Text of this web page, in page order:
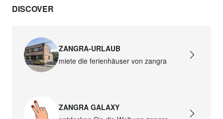
DISCOVER
ZANGRA-URLAUB
miete die ferienhäuser von zangra
ZANGRA GALAXY